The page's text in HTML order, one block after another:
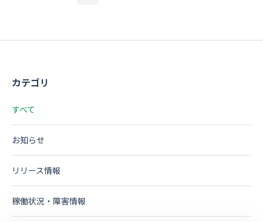
カテゴリ
すべて
お知らせ
リリース情報
稼働状況・障害情報